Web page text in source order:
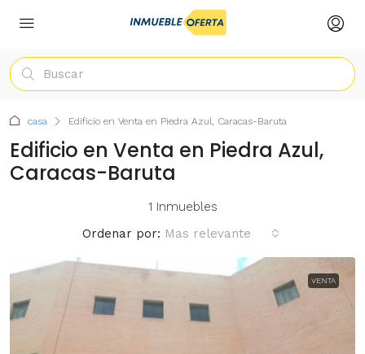
casa Edificio en Venta en Piedra Azul, Caracas-Baruta
Edificio en Venta en Piedra Azul,
Caracas-Baruta
1 Inmuebles
Ordenar por: Mas relevante
VENTA